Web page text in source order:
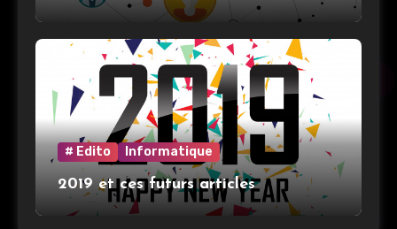
# Edito Informatique
2019 et ces futurs articles